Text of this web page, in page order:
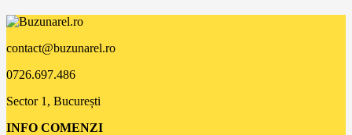
contact@buzunarel.ro
0726.697.486
Sector 1, București
INFO COMENZI